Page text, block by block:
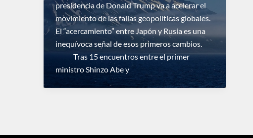
presidencia de Donald Trump va a acelerar el
movimiento de las fallas geopolíticas globales.
El “acercamiento” entre Japón y Rusia es una
inequívoca señal de esos primeros cambios.
Tras 15 encuentros entre el primer
ministro Shinzo Abe y